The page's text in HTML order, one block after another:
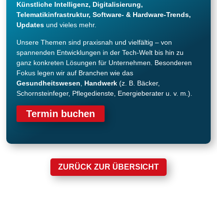
Künstliche Intelligenz, Digitalisierung,
Telematikinfrastruktur, Software- & Hardware-Trends,
Updates und vieles mehr.
Unsere Themen sind praxisnah und vielfältig – von
spannenden Entwicklungen in der Tech-Welt bis hin zu
ganz konkreten Lösungen für Unternehmen. Besonderen
Fokus legen wir auf Branchen wie das
Gesundheitswesen
Handwerk (z. B. Bäcker,
Schornsteinfeger, Pflegedienste, Energieberater u. v. m.).
Termin buchen
ZURÜCK ZUR ÜBERSICHT